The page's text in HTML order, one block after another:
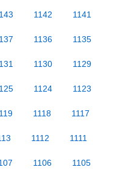
1142 1141
1136 1135
1130 1129
1124 1123
1118 1117
1112 1111
1106 1105